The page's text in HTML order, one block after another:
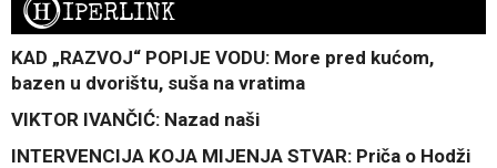
HIPERLINK
KAD „RAZVOJ“ POPIJE VODU: More pred kućom,
bazen u dvorištu, suša na vratima
VIKTOR IVANČIĆ: Nazad naši
INTERVENCIJA KOJA MIJENJA STVAR: Priča o Hodži